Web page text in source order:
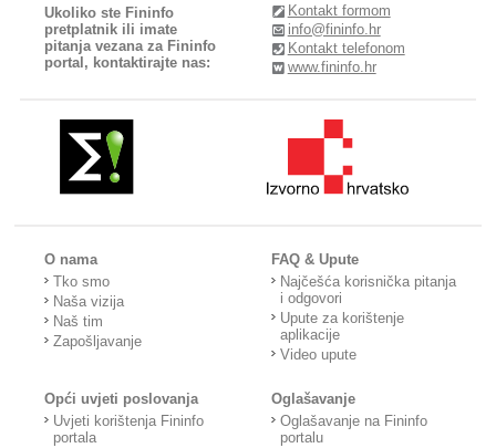
Ukoliko ste Fininfo
pretplatnik ili imate
pitanja vezana za Fininfo
portal, kontaktirajte nas:
Kontakt formom
info@fininfo.hr
Kontakt telefonom
www.fininfo.hr
O nama
Tko smo
Naša vizija
Naš tim
Zapošljavanje
FAQ & Upute
Najčešća korisnička pitanja
i odgovori
Upute za korištenje
aplikacije
Video upute
Opći uvjeti poslovanja
Uvjeti korištenja Fininfo
portala
Oglašavanje
Oglašavanje na Fininfo
portalu